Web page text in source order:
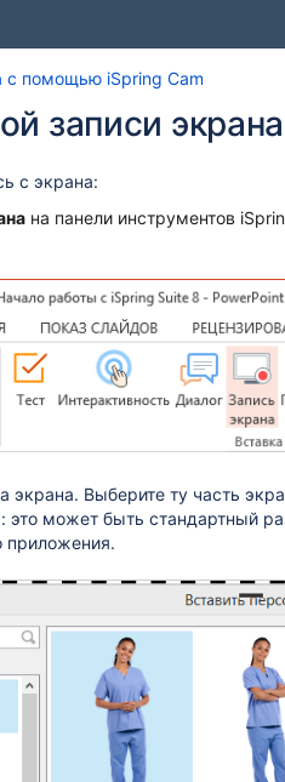
c помощью iSpring Cam
концу
баннера
записи экрана
с экрана:
на панели инструментов
экрана. Выберите ту часть
это может быть стандартный
приложения.